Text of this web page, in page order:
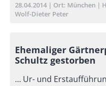
Publikationsdatum
28.04.2014 Ort München
Wolf-Dieter Peter
Ehemaliger
Schultz gestorben
… Ur- und